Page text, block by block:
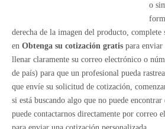
o
derecha de la imagen del producto,
en Obtenga su cotización gratis para enviar
llenar claramente su correo electrónico o
de país) para que un profesional pueda
que envíe su solicitud de cotización,
si está buscando algo que no puede
puede contactarnos directamente por correo